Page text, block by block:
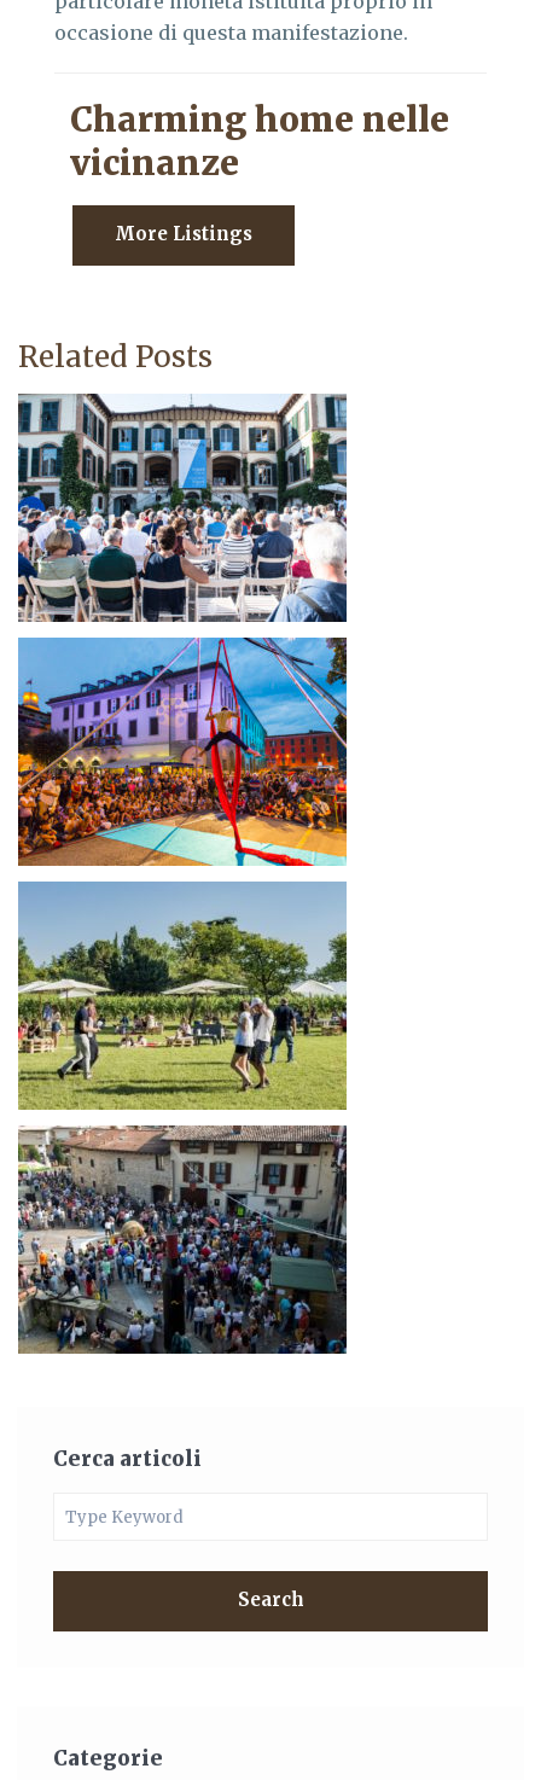
occasione di questa manifestazione.
Charming home nelle
vicinanze
More Listings
Related Posts
Cerca articoli
Search
Categorie